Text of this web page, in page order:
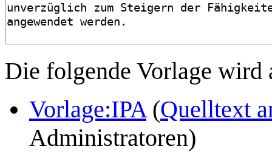
Die folgende Vorlage wird
Vorlage:IPA(Quelltext
Administratoren)